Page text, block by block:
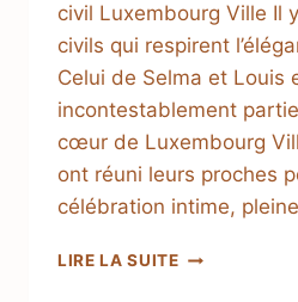
civil Luxembourg Ville Il
civils qui respirent
Celui de Selma et Louis
incontestablement
cœur de Luxembourg
ont réuni leurs proches
célébration intime,
LIRE LA SUITE